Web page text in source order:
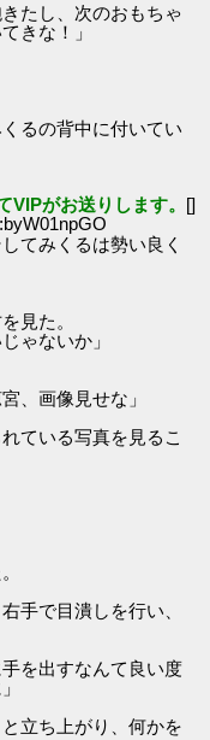
たし、次のおもちゃ
きな！」
るの背中に付いてい
VIPがお送りします。 []
てみくるは勢い良く
見た。
ゃないか」
、画像見せな」
ている写真を見るこ
手で目潰しを行い、
を出すなんて良い度
立ち上がり、何かを